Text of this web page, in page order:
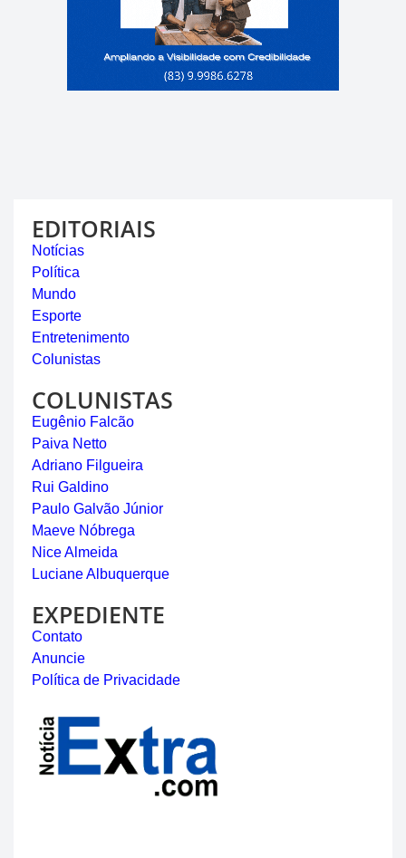
EDITORIAIS
Notícias
Política
Mundo
Esporte
Entretenimento
Colunistas
COLUNISTAS
Eugênio Falcão
Paiva Netto
Adriano Filgueira
Rui Galdino
Paulo Galvão Júnior
Maeve Nóbrega
Nice Almeida
Luciane Albuquerque
EXPEDIENTE
Contato
Anuncie
Política de Privacidade